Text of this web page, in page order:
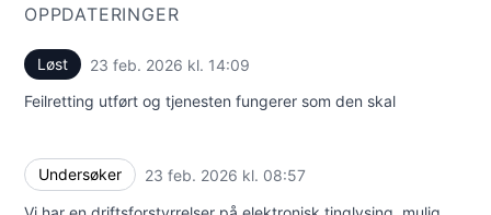
OPPDATERINGER
Løst 23 feb. 2026 kl. 14:09
Feilretting utført og tjenesten fungerer som den skal
Undersøker 23 feb. 2026 kl. 08:57